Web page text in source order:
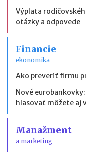
Výplata
otázky a odpovede
Financie
ekonomika
Ako preveriť firmu
Nové
hlasovať môžete aj
Manažment
a marketing